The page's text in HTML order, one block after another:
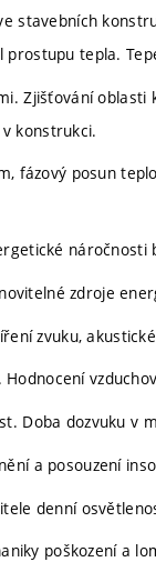
stavebních
tepla.
Zjišťování oblasti
konstrukci.
fázový posun
náročnosti
zdroje
zvuku,
Doba dozvuku v
a posouzení
denní
poškození a